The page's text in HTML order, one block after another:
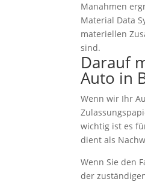
Manahmen
Material Data
materiellen
sind.
Darauf
Auto in
Wenn wir Ihr
wichtig ist es
dient als
Wenn Sie den
der